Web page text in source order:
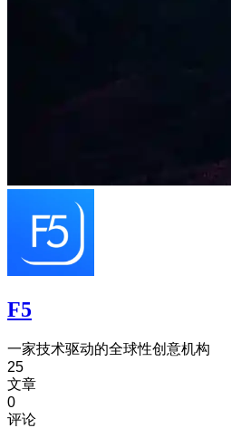
F5
一家技术驱动的全球性创意机构
25
文章
0
评论